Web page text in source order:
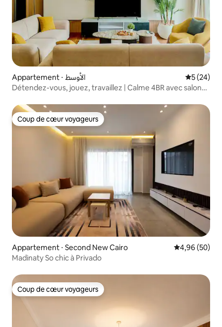
Appartement ⋅ الأوسط
5 (24)
Détendez-vous, jouez, travaillez | Calme 4BR avec salon
Coup de cœur voyageurs
Coup de cœur voyageurs
Appartement ⋅ Second New Cairo Évaluation
4,96 (50)
Madinaty So chic à Privado
Coup de cœur voyageurs
Coup de cœur voyageurs